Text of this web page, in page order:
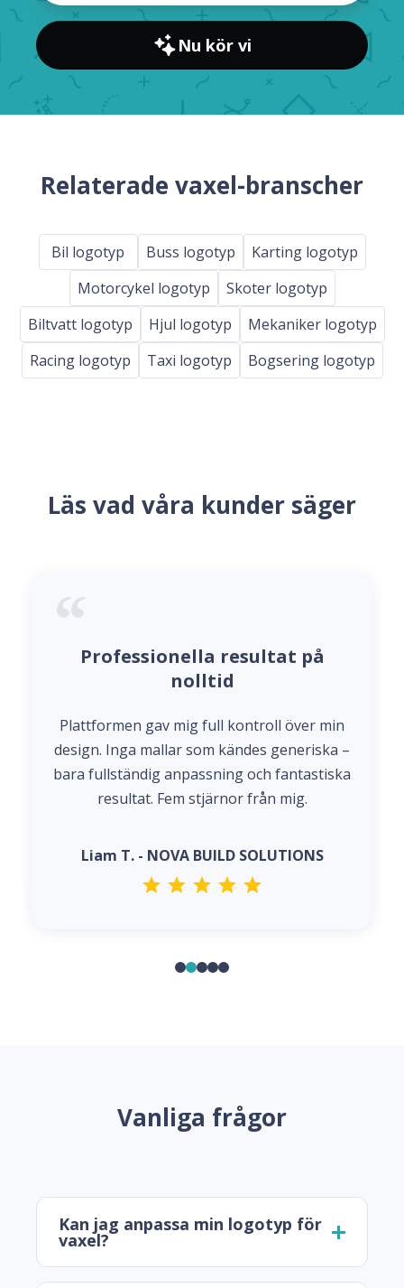
Nu kör vi
Relaterade vaxel-branscher
Bil logotyp Buss logotyp
Karting logotyp
Motorcykel logotyp
Skoter logotyp
Biltvatt logotyp
Hjul logotyp
Mekaniker logotyp
Racing logotyp
Taxi logotyp Bogsering logotyp
Läs vad våra kunder säger
Professionella resultat på
nolltid
Plattformen gav mig full kontroll över min
design. Inga mallar som kändes generiska –
bara fullständig anpassning och fantastiska
resultat. Fem stjärnor från mig.
Liam T. - NOVA BUILD SOLUTIONS
Vanliga frågor
Kan jag anpassa min logotyp för
vaxel?